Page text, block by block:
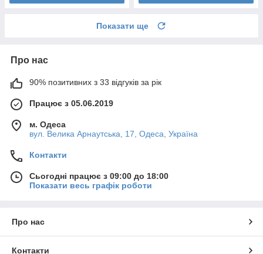
Показати ще
Про нас
90% позитивних з 33 відгуків за рік
Працює з 05.06.2019
м. Одеса
вул. Велика Арнаутська, 17, Одеса, Україна
Контакти
Сьогодні працює з 09:00 до 18:00
Показати весь графік роботи
Про нас
Контакти